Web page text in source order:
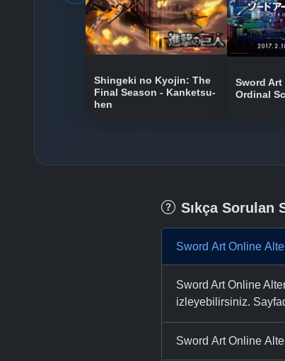
Shingeki no Kyojin: The
Final Season - Kanketsu-
hen
Sword
Ordinal
Sıkça Sorulan
Sword Art Online
Sword Art Online
izleyebilirsiniz.
Sword Art Online